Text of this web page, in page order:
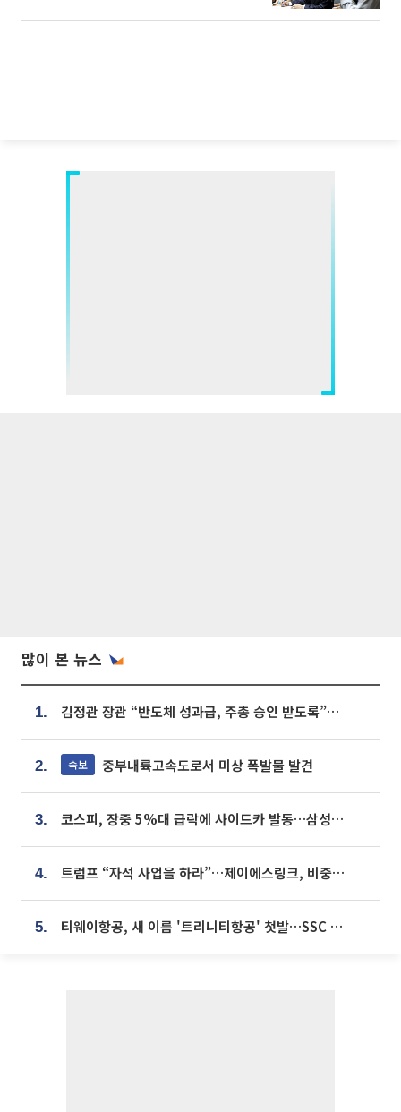
많이 본 뉴스
1. 김정관 장관 “반도체 성과급, 주총 승인 받도록”…상법·자본시장법 개정 시사
2. 속보 중부내륙고속도로서 미상 폭발물 발견
3. 코스피, 장중 5%대 급락에 사이드카 발동…삼성·SK 동반 폭락
4. 트럼프 “자석 사업을 하라”…제이에스링크, 비중국 영구자석 공급망 구축 속도
5. 티웨이항공, 새 이름 '트리니티항공' 첫발…SSC 전략 본격화